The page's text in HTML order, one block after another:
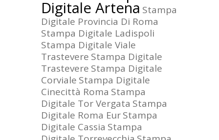
Digitale Artena Stampa
Digitale Provincia Di Roma
Stampa Digitale Ladispoli
Stampa Digitale Viale
Trastevere Stampa Digitale
Trastevere Stampa Digitale
Corviale Stampa Digitale
Cinecittà Roma Stampa
Digitale Tor Vergata Stampa
Digitale Roma EurStampa
Digitale Cassia Stampa